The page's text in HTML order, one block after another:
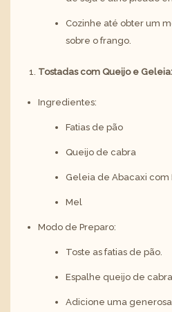
Cozinhe até obter um
sobre o frango.
Tostadas com Queijo e Geleia:
Ingredientes:
Fatias de pão
Queijo de cabra
Geleia de Abacaxi com
Mel
Modo de Preparo:
Toste as fatias de pão.
Espalhe queijo de
Adicione uma